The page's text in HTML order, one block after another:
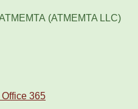
(ATMEMTA LLC)
365